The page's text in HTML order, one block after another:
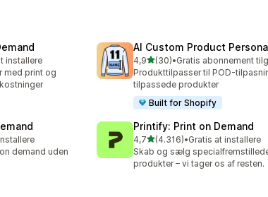
installere
med print og
AI Custom Product
4,9ud af 5 stjerner
(30)
30 anmeldelser i alt
•
Produkttilpasser til POD-
tilpassede produkter
Built for Shopify
demand uden
Printify: Print on Demand
4,7ud af 5 stjerner
(4.316)
4316 anmeldelser i alt
•Gratis at installere
Skab og sælg
produkter – vi tager os af resten.